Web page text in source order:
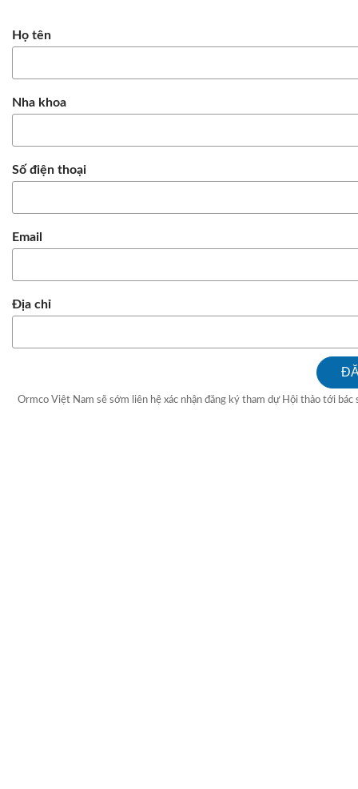
Họ tên
Nha khoa
Số điện thoại
Email
Địa chỉ
Ormco Việt Nam sẽ sớm liên hệ xác nhận đăng ký tham dự Hội thảo tới bác